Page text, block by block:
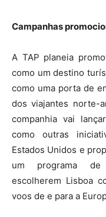
Campanhas
A TAP planeia
como um destino
como uma porta de
dos viajantes norte-
companhia vai
como outras
Estados Unidos e
um programa de
escolherem Lisboa
voos de e para a